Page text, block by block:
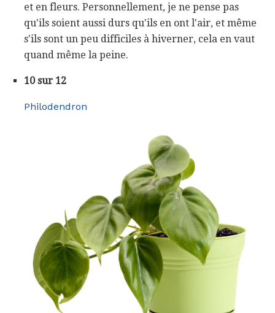
et en fleurs. Personnellement, je ne pense pas
qu'ils soient aussi durs qu'ils en ont l'air, et même
s'ils sont un peu difficiles à hiverner, cela en vaut
quand même la peine.
10 sur 12
Philodendron